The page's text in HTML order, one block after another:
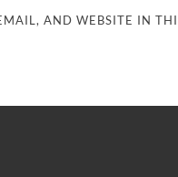
AND WEBSITE IN